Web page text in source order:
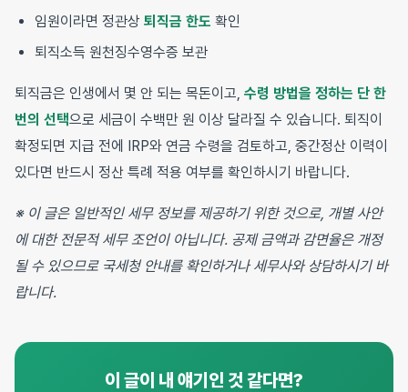
임원이라면 정관상 퇴직금 한도 확인
퇴직소득 원천징수영수증 보관
퇴직금은 인생에서 몇 안 되는 목돈이고, 수령 방법을 정하는 단 한
번의 선택으로 세금이 수백만 원 이상 달라질 수 있습니다. 퇴직이
확정되면 지급 전에 IRP와 연금 수령을 검토하고, 중간정산 이력이
있다면 반드시 정산 특례 적용 여부를 확인하시기 바랍니다.
※ 이 글은 일반적인 세무 정보를 제공하기 위한 것으로, 개별 사안
에 대한 전문적 세무 조언이 아닙니다. 공제 금액과 감면율은 개정
될 수 있으므로 국세청 안내를 확인하거나 세무사와 상담하시기 바
랍니다.
이 글이 내 얘기인 것 같다면?